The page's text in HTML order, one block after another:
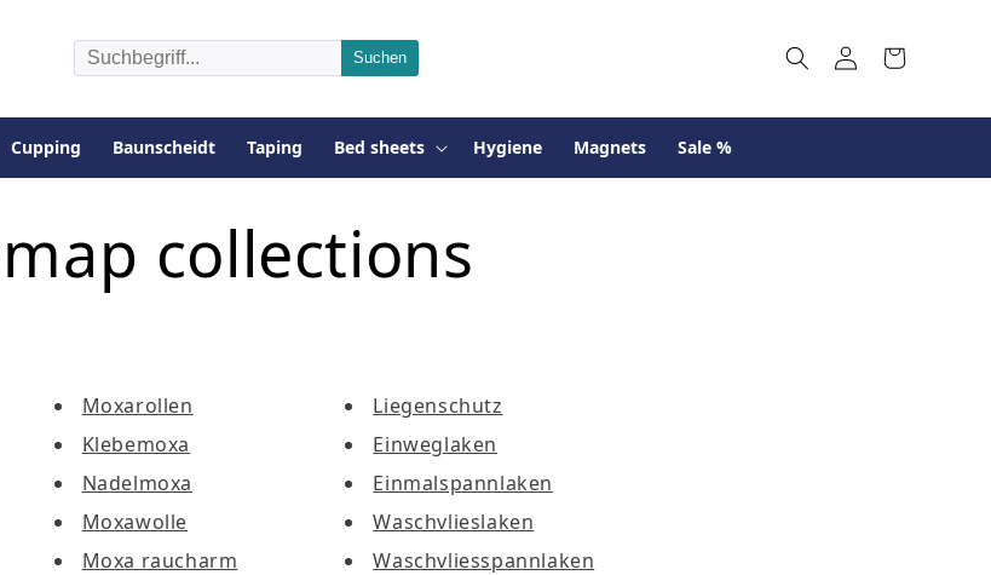
Log
in
Cart
Cupping Baunscheidt Taping Bed sheets Hygiene Magnets Sale %
collections
Moxarollen
Klebemoxa
Nadelmoxa
Moxawolle
Moxa raucharm
Liegenschutz
Einweglaken
Einmalspannlaken
Waschvlieslaken
Waschvliesspannlaken